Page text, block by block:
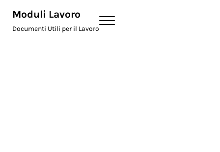
Moduli Lavoro
Documenti Utili per il Lavoro
Menu